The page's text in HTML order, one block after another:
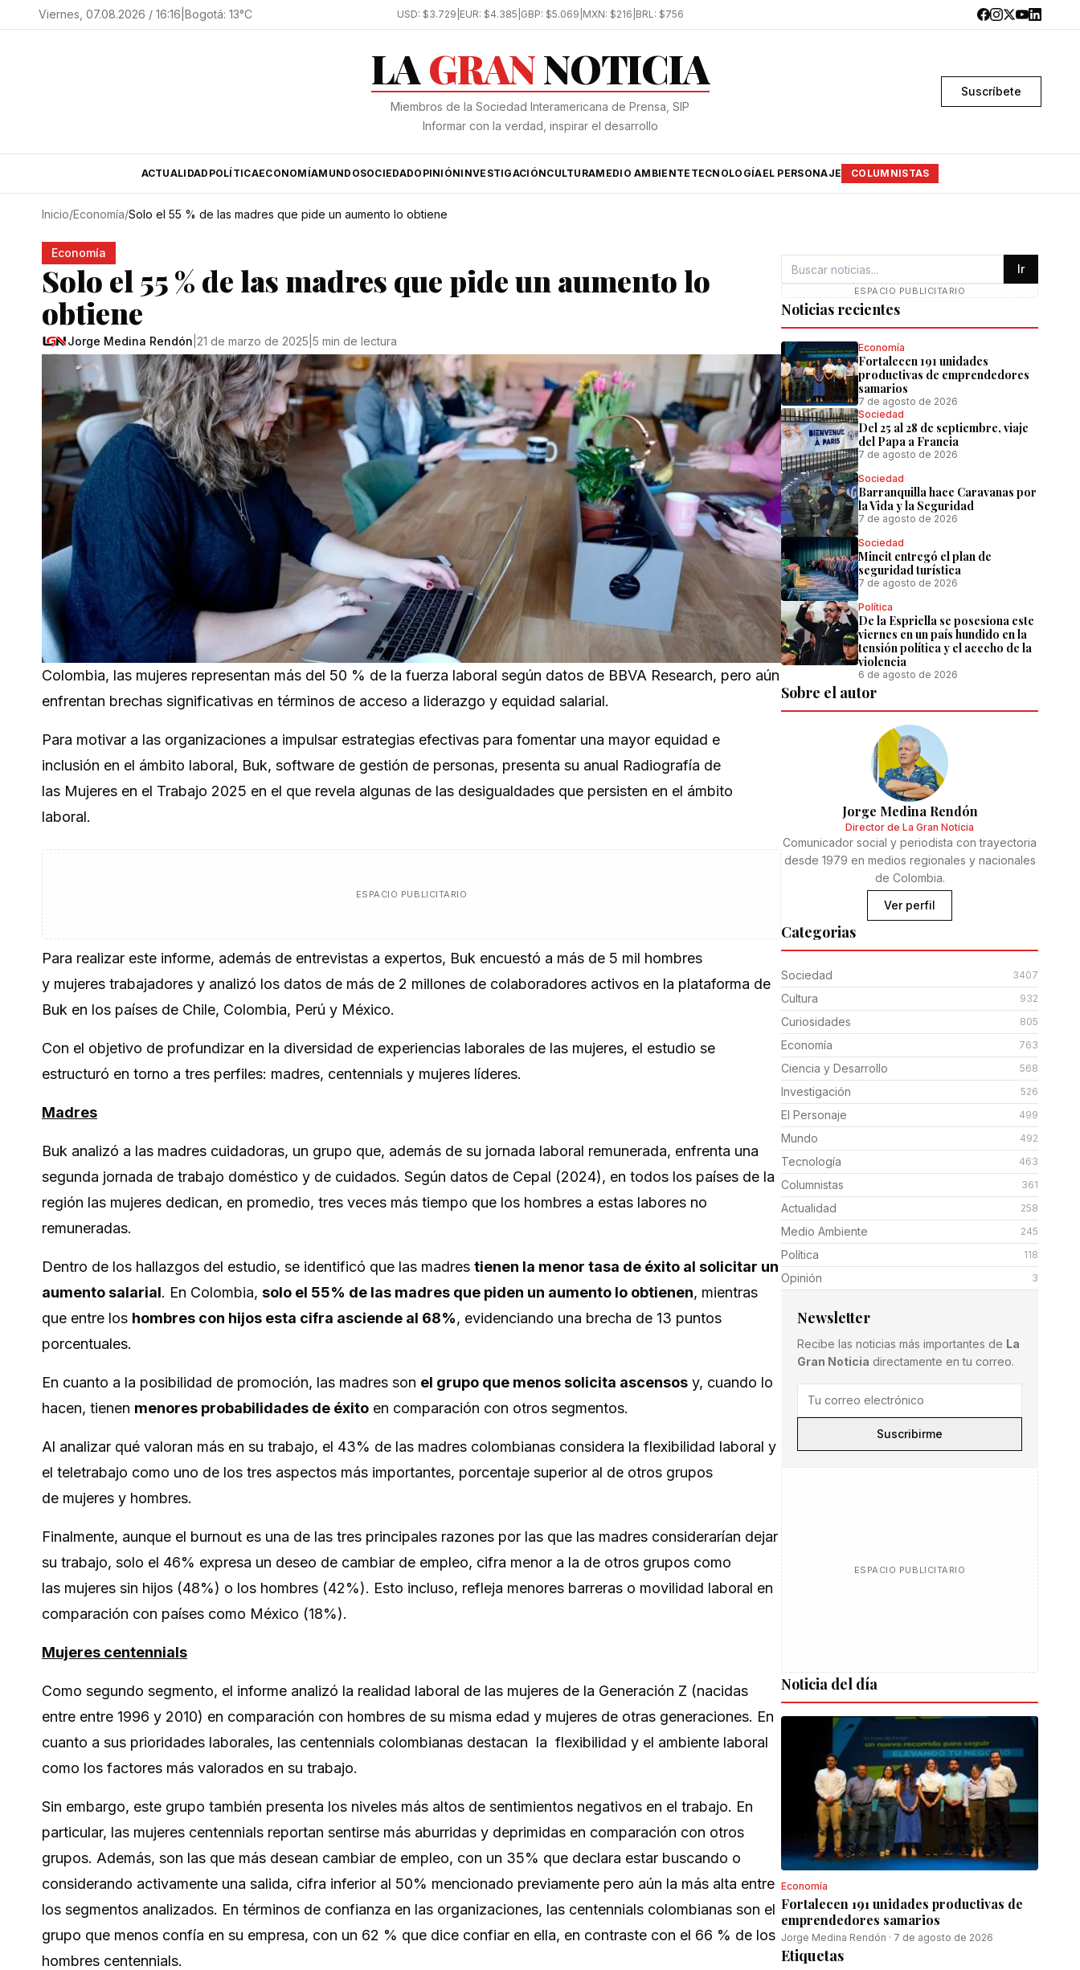
Viernes, 07.08.2026 / 16:16 Bogotá: 13°C USD: $3.729 EUR: $4.385 GBP: $5.069 MXN: $216 BRL: $756
LAGRANNOTICIA
Miembros de la Sociedad Interamericana de Prensa, SIP
Informar con la verdad, inspirar el desarrollo
Suscríbete
ACTUALIDAD POLÍTICAECONOMÍAMUNDOSOCIEDADOPINIÓNINVESTIGACIÓNCULTURAMEDIO AMBIENTE TECNOLOGÍAEL PERSONAJE COLUMNISTAS
Inicio/Economía/Solo el 55 % de las madres que pide un aumento lo obtiene
Economía
Solo el 55 % de las madres que pide un aumento lo
obtiene
Jorge Medina Rendón 21 de marzo de 2025 5 min de lectura
Colombia, las mujeres representan más del 50 % de la fuerza laboral según datos de BBVA Research, pero aún
enfrentan brechas significativas en términos de acceso a liderazgo y equidad salarial.
Para motivar a las organizaciones a impulsar estrategias efectivas para fomentar una mayor equidad e
inclusión en el ámbito laboral, Buk, software de gestión de personas, presenta su anual Radiografía de
las Mujeres en el Trabajo 2025 en el que revela algunas de las desigualdades que persisten en el ámbito
laboral.
ESPACIO PUBLICITARIO
Para realizar este informe, además de entrevistas a expertos, Buk encuestó a más de 5 mil hombres
y mujeres trabajadores y analizó los datos de más de 2 millones de colaboradores activos en la plataforma de
Buk en los países de Chile, Colombia, Perú y México.
Con el objetivo de profundizar en la diversidad de experiencias laborales de las mujeres, el estudio se
estructuró en torno a tres perfiles: madres, centennials y mujeres líderes.
Madres
Buk analizó a las madres cuidadoras, un grupo que, además de su jornada laboral remunerada, enfrenta una
segunda jornada de trabajo doméstico y de cuidados. Según datos de Cepal (2024), en todos los países de la
región las mujeres dedican, en promedio, tres veces más tiempo que los hombres a estas labores no
remuneradas.
Dentro de los hallazgos del estudio, se identificó que las madres tienen la menor tasa de éxito al solicitar un
aumento salarial. En Colombia, solo el 55% de las madres que piden un aumento lo obtienen, mientras
que entre los hombres con hijos esta cifra asciende al 68%, evidenciando una brecha de 13 puntos
porcentuales.
En cuanto a la posibilidad de promoción, las madres son el grupo que menos solicita ascensos y, cuando lo
hacen, tienen menores probabilidades de éxito en comparación con otros segmentos.
Al analizar qué valoran más en su trabajo, el 43% de las madres colombianas considera la flexibilidad laboral y
el teletrabajo como uno de los tres aspectos más importantes, porcentaje superior al de otros grupos
de mujeres y hombres.
Finalmente, aunque el burnout es una de las tres principales razones por las que las madres considerarían dejar
su trabajo, solo el 46% expresa un deseo de cambiar de empleo, cifra menor a la de otros grupos como
las mujeres sin hijos (48%) o los hombres (42%). Esto incluso, refleja menores barreras o movilidad laboral en
comparación con países como México (18%).
Mujeres centennials
Como segundo segmento, el informe analizó la realidad laboral de las mujeres de la Generación Z (nacidas
entre entre 1996 y 2010) en comparación con hombres de su misma edad y mujeres de otras generaciones. En
cuanto a sus prioridades laborales, las centennials colombianas destacan la flexibilidad y el ambiente laboral
como los factores más valorados en su trabajo.
Sin embargo, este grupo también presenta los niveles más altos de sentimientos negativos en el trabajo. En
particular, las mujeres centennials reportan sentirse más aburridas y deprimidas en comparación con otros
grupos. Además, son las que más desean cambiar de empleo, con un 35% que declara estar buscando o
considerando activamente una salida, cifra inferior al 50% mencionado previamente pero aún la más alta entre
los segmentos analizados. En términos de confianza en las organizaciones, las centennials colombianas son el
grupo que menos confía en su empresa, con un 62 % que dice confiar en ella, en contraste con el 66 % de los
hombres centennials.
Ir
ESPACIO PUBLICITARIO
Noticias recientes
Economía
Fortalecen 191 unidades
productivas de emprendedores
samarios
7 de agosto de 2026
Sociedad
Del 25 al 28 de septiembre, viaje
del Papa a Francia
7 de agosto de 2026
Sociedad
Barranquilla hace Caravanas por
la Vida y la Seguridad
7 de agosto de 2026
Sociedad
Mincit entregó el plan de
seguridad turística
7 de agosto de 2026
Política
De la Espriella se posesiona este
viernes en un país hundido en la
tensión política y el acecho de la
violencia
6 de agosto de 2026
Sobre el autor
Jorge Medina Rendón
Director de La Gran Noticia
Comunicador social y periodista con trayectoria
desde 1979 en medios regionales y nacionales
de Colombia.
Ver perfil
Categorias
Sociedad 3407
Cultura 932
Curiosidades 805
Economía 763
Ciencia y Desarrollo 568
Investigación 526
El Personaje 499
Mundo 492
Tecnología 463
Columnistas 361
Actualidad 258
Medio Ambiente 245
Política 118
Opinión 3
Newsletter
Recibe las noticias más importantes de La
Gran Noticia directamente en tu correo.
Suscribirme
ESPACIO PUBLICITARIO
Noticia del día
Economía
Fortalecen 191 unidades productivas de
emprendedores samarios
Jorge Medina Rendón · 7 de agosto de 2026
Etiquetas